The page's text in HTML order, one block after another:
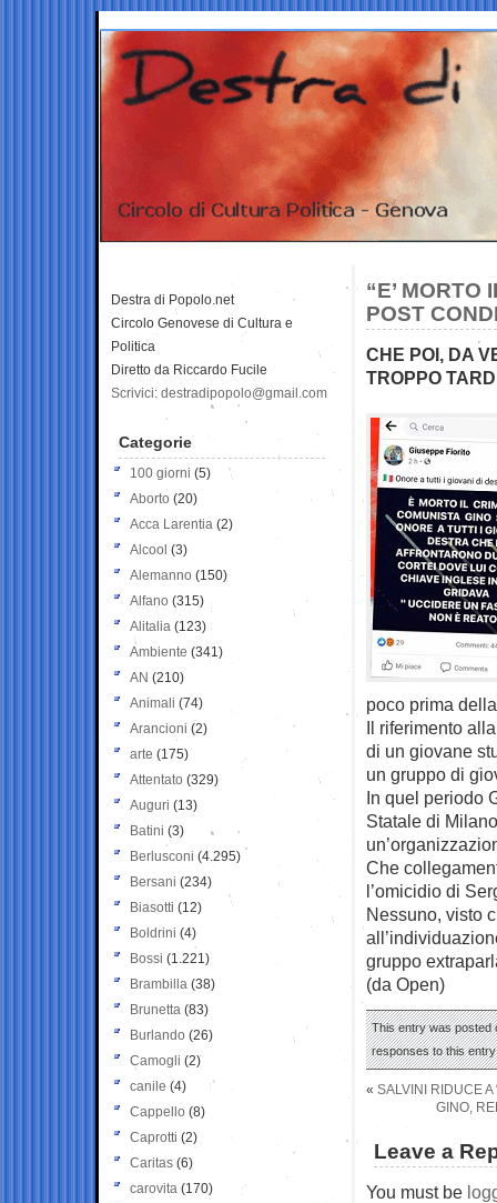
“E’ MORTO
POST
CHE POI, DA
TROPPO
poco prima
Il riferimento
di un giovane
un gruppo di
In quel periodo
Statale di
Che
l’omicidio di
Nessuno, visto
gruppo
(da Open)
This entry was posted
responses to this
« SALVINI RIDUCE
GINO,
Leave a
You must be
Destra di Popolo.net
Circolo Genovese di Cultura e
Politica
Diretto da Riccardo Fucile
Scrivici: destradipopolo@gmail.com
Categorie
100 giorni (5)
Aborto (20)
Acca Larentia (2)
Alcool (3)
Alemanno (150)
Alfano (315)
Alitalia (123)
Ambiente (341)
AN (210)
Animali (74)
Arancioni (2)
arte (175)
Attentato (329)
Auguri (13)
Batini (3)
Berlusconi (4.295)
Bersani (234)
Biasotti (12)
Boldrini (4)
Bossi (1.221)
Brambilla (38)
Brunetta (83)
Burlando (26)
Camogli (2)
canile (4)
Cappello (8)
Caprotti (2)
Caritas (6)
carovita (170)